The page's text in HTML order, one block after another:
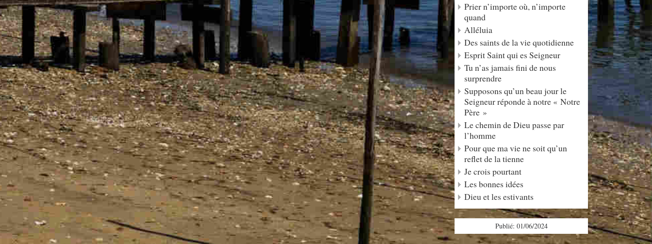
Prier n’importe où, n’importe
quand
Alléluia
Des saints de la vie quotidienne
Esprit Saint qui es Seigneur
Tu n’as jamais fini de nous
surprendre
Supposons qu’un beau jour le
Seigneur réponde à notre « Notre
Père »
Le chemin de Dieu passe par
l’homme
Pour que ma vie ne soit qu’un
reflet de la tienne
Je crois pourtant
Les bonnes idées
Dieu et les estivants
Publié: 01/06/2024